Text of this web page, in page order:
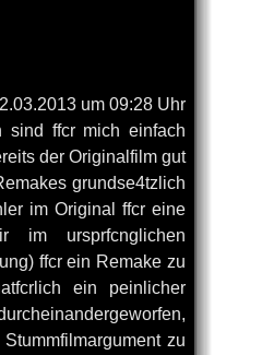
um 09:28 Uhr
ffcr mich einfach
der Originalfilm gut
grundse4tzlich
im Original ffcr eine
im ursprfcnglichen
ffcr ein Remake zu
ein peinlicher
zu